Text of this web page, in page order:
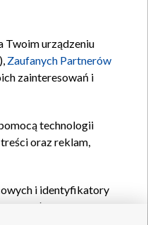
Twoim urządzeniu
Zaufanych Partnerów
zainteresowań i
technologii
oraz reklam,
i identyfikatory